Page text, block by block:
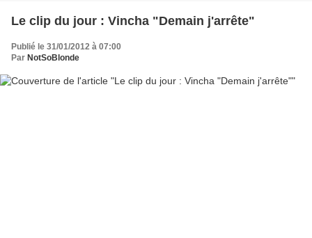
Le clip du jour : Vincha "Demain j'arrête"
Publié le 31/01/2012 à 07:00
Par NotSoBlonde